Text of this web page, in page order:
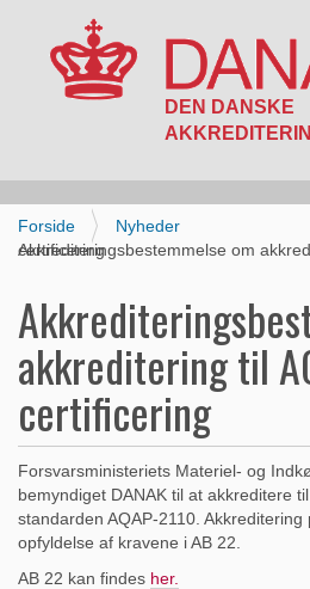
Forside
Nyheder
Akkrediteringsbestemmelse om akkreditering til AQAP-certificering
akkreditering til
certificering
Forsvarsministeriets Materiel- og
bemyndiget DANAK til at akkreditere
standarden AQAP-2110.
opfyldelse af kravene i AB 22.
AB 22 kan findes her.